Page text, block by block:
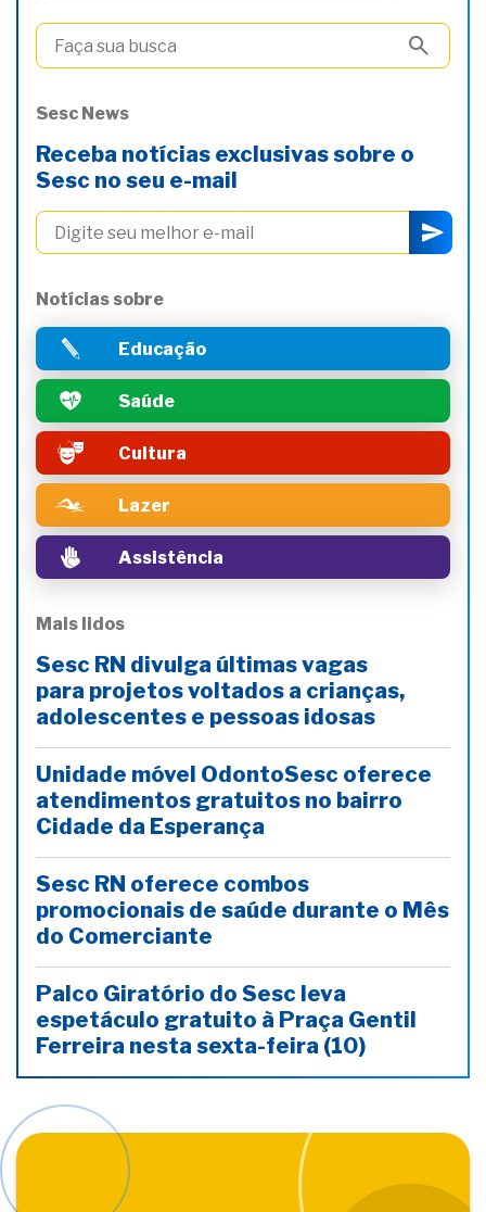
Sesc News
Receba notícias exclusivas sobre o
Sesc no seu e-mail
Notícias sobre
Educação
Saúde
Cultura
Lazer
Assistência
Mais lidos
Sesc RN divulga últimas vagas
para projetos voltados a crianças,
adolescentes e pessoas idosas
Unidade móvel OdontoSesc oferece
atendimentos gratuitos no bairro
Cidade da Esperança
Sesc RN oferece combos
promocionais de saúde durante o Mês
do Comerciante
Palco Giratório do Sesc leva
espetáculo gratuito à Praça Gentil
Ferreira nesta sexta-feira (10)